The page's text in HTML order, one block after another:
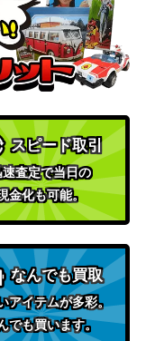
＆バイオ
ーハザー
200
＆バイオ
ーハザー
70
10,000
イル）
45,400
ルド
スピード取引
速査定で当日の
金化も可能。
なんでも買取
アイテムが多彩。
でも買います。